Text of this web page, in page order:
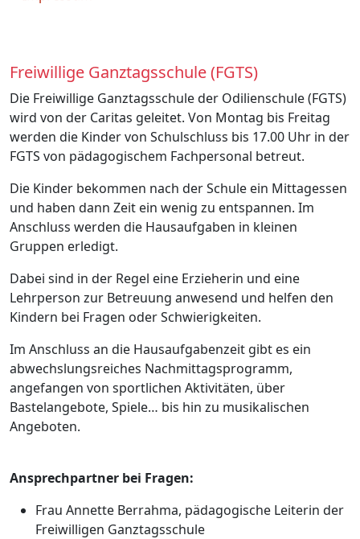
Freiwillige Ganztagsschule (FGTS)
Die Freiwillige Ganztagsschule der Odilienschule (FGTS)
wird von der Caritas geleitet. Von Montag bis Freitag
werden die Kinder von Schulschluss bis 17.00 Uhr in der
FGTS von pädagogischem Fachpersonal betreut.
Die Kinder bekommen nach der Schule ein Mittagessen
und haben dann Zeit ein wenig zu entspannen. Im
Anschluss werden die Hausaufgaben in kleinen
Gruppen erledigt.
Dabei sind in der Regel eine Erzieherin und eine
Lehrperson zur Betreuung anwesend und helfen den
Kindern bei Fragen oder Schwierigkeiten.
Im Anschluss an die Hausaufgabenzeit gibt es ein
abwechslungsreiches Nachmittagsprogramm,
angefangen von sportlichen Aktivitäten, über
Bastelangebote, Spiele… bis hin zu musikalischen
Angeboten.
Ansprechpartner bei Fragen:
Frau Annette Berrahma, pädagogische Leiterin der
Freiwilligen Ganztagsschule